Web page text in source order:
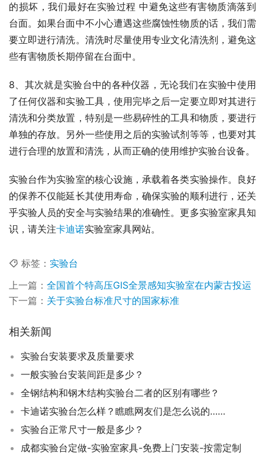
的损坏，我们最好在实验过程 中避免这些有害物质滴落到
台面。如果台面中不小心遭遇这些腐蚀性物质的话，我们需
要立即进行清洗。清洗时尽量使用专业文化清洗剂，避免这
些有害物质长期停留在台面中。
8、其次就是实验台中的各种仪器，无论我们在实验中使用
了任何仪器和实验工具，使用完毕之后一定要立即对其进行
清洗和分类放置，特别是一些易碎性的工具和物质，要进行
单独的存放。另外一些使用之后的实验试剂等等，也要对其
进行合理的放置和清洗，从而正确的使用维护实验台设备。
实验台作为实验室的核心设施，承载着各类实验操作。良好
的保养不仅能延长其使用寿命，确保实验的顺利进行，还关
乎实验人员的安全与实验结果的准确性。更多实验室家具知
识，请关注卡迪诺实验室家具网站。
标签： 实验台
上一篇： 全国首个特高压GIS全景感知实验室在内蒙古投运
下一篇： 关于实验台标准尺寸的国家标准
相关新闻
实验台安装要求及质量要求
一般实验台安装间距是多少？
全钢结构和钢木结构实验台二者的区别有哪些？
卡迪诺实验台怎么样？瞧瞧网友们是怎么说的……
实验台正常尺寸一般是多少？
成都实验台定做-实验室家具-免费上门安装-按需定制